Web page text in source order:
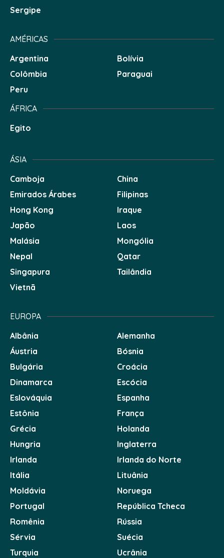
Sergipe
AMÉRICAS
Argentina
Bolívia
Colômbia
Paraguai
Peru
ÁFRICA
Egito
ÁSIA
Camboja
China
Emirados Árabes
Filipinas
Hong Kong
Iraque
Japão
Laos
Malásia
Mongólia
Nepal
Qatar
Singapura
Tailândia
Vietnã
EUROPA
Albânia
Alemanha
Áustria
Bósnia
Bulgária
Croácia
Dinamarca
Escócia
Eslováquia
Espanha
Estônia
França
Grécia
Holanda
Hungria
Inglaterra
Irlanda
Irlanda do Norte
Itália
Lituânia
Moldávia
Noruega
Portugal
República Tcheca
Romênia
Rússia
Sérvia
Suécia
Turquia
Ucrânia